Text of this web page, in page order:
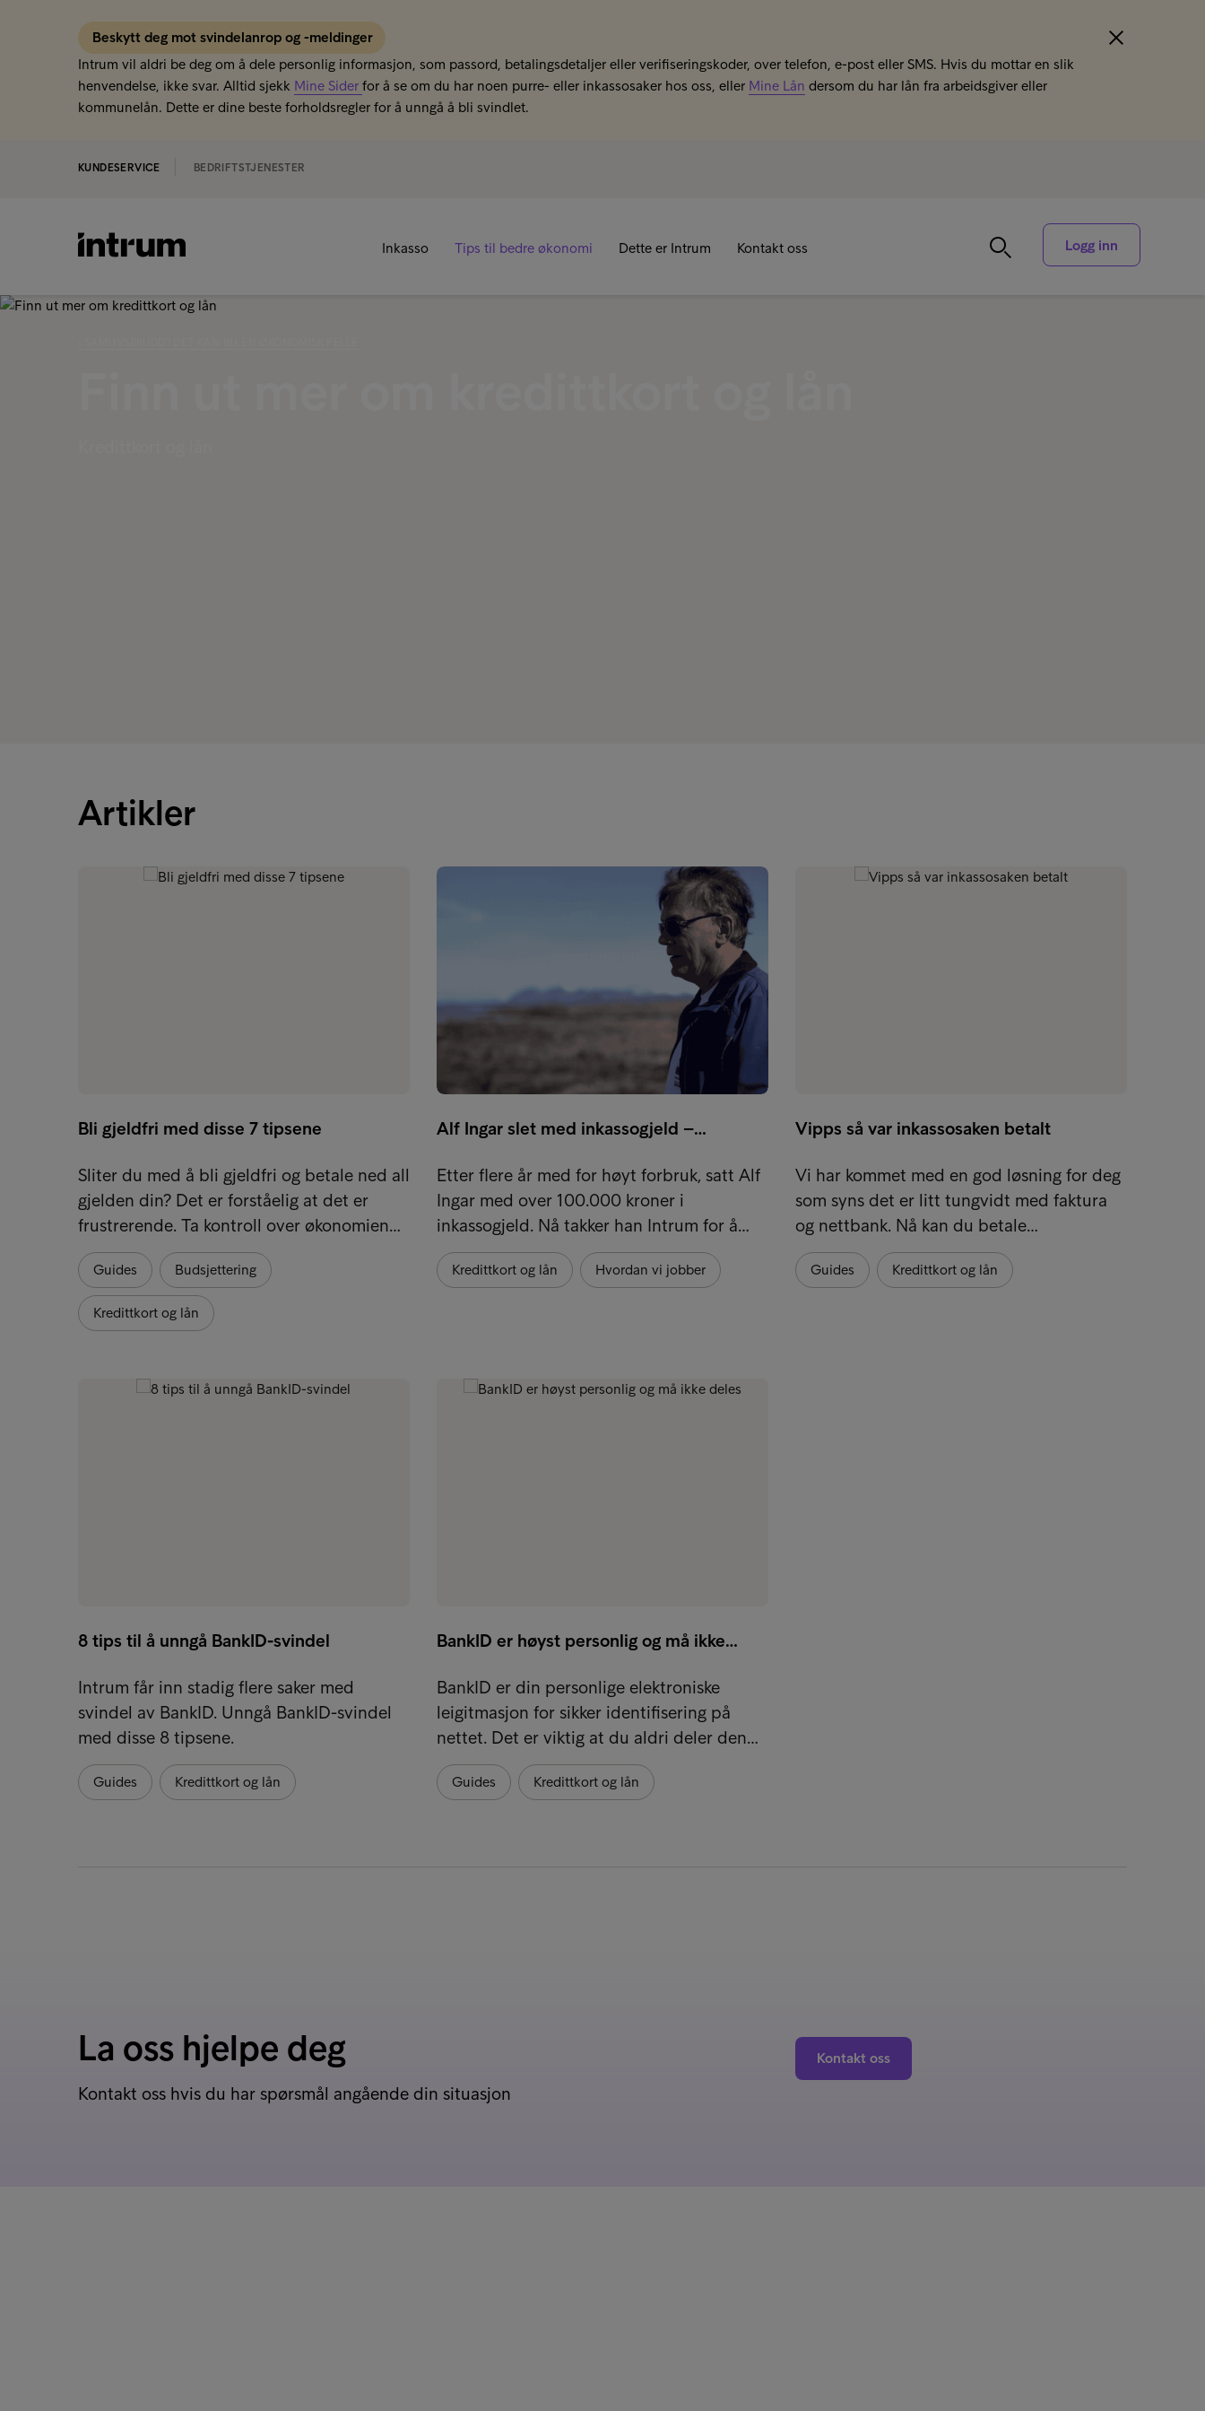
Beskytt deg mot svindelanrop og -meldinger
Intrum vil aldri be deg om å dele personlig informasjon, som passord, betalingsdetaljer eller verifiseringskoder, over telefon, e-post eller SMS. Hvis du mottar en slik
henvendelse, ikke svar. Alltid sjekk Mine Sider for å se om du har noen purre- eller inkassosaker hos oss, eller Mine Lån dersom du har lån fra arbeidsgiver eller
kommunelån. Dette er dine beste forholdsregler for å unngå å bli svindlet.
KUNDESERVICE BEDRIFTSTJENESTER
Inkasso Tips til bedre økonomi Dette er Intrum Kontakt oss Logg inn
Artikler
Bli gjeldfri med disse 7 tipsene
Sliter du med å bli gjeldfri og betale ned all
gjelden din? Det er forståelig at det er
frustrerende. Ta kontroll over økonomien…
Guides Budsjettering
Kredittkort og lån
Alf Ingar slet med inkassogjeld –…
Etter flere år med for høyt forbruk, satt Alf
Ingar med over 100.000 kroner i
inkassogjeld. Nå takker han Intrum for å…
Kredittkort og lån Hvordan vi jobber
Vipps så var inkassosaken betalt
Vi har kommet med en god løsning for deg
som syns det er litt tungvidt med faktura
og nettbank. Nå kan du betale…
Guides Kredittkort og lån
8 tips til å unngå BankID-svindel
Intrum får inn stadig flere saker med
svindel av BankID. Unngå BankID-svindel
med disse 8 tipsene.
Guides Kredittkort og lån
BankID er høyst personlig og må ikke…
BankID er din personlige elektroniske
leigitmasjon for sikker identifisering på
nettet. Det er viktig at du aldri deler den…
Guides Kredittkort og lån
La oss hjelpe deg
Kontakt oss hvis du har spørsmål angående din situasjon
Kontakt oss